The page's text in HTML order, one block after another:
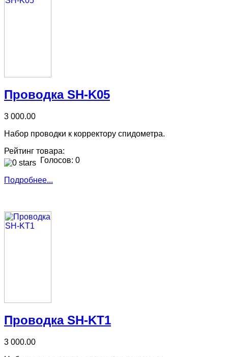
Проводка SH-K05
3 000.00
Набор проводки к корректору спидометра.
Рейтинг товара:
Голосов: 0
Подробнее...
Проводка SH-KT1
3 000.00